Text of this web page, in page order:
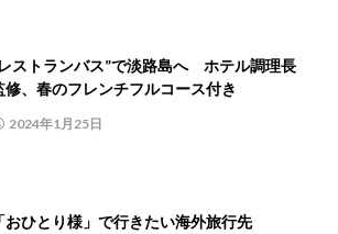
ストランバス”で淡路島へ ホテル調理長
修、春のフレンチフルコース付き
2024年1月25日
「おひとり様」で行きたい海外旅行先